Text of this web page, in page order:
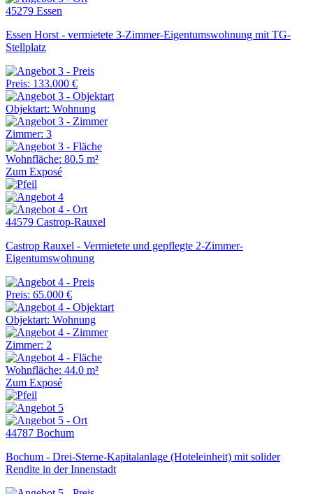
45279 Essen
Essen Horst - vermietete 3-Zimmer-Eigentumswohnung mit TG-
Stellplatz
Preis: 133.000 €
Objektart: Wohnung
Zimmer: 3
Wohnfläche: 80.5 m²
Zum Exposé
44579 Castrop-Rauxel
Castrop Rauxel - Vermietete und gepflegte 2-Zimmer-
Eigentumswohnung
Preis: 65.000 €
Objektart: Wohnung
Zimmer: 2
Wohnfläche: 44.0 m²
Zum Exposé
44787 Bochum
Bochum - Drei-Sterne-Kapitalanlage (Hoteleinheit) mit solider
Rendite in der Innenstadt